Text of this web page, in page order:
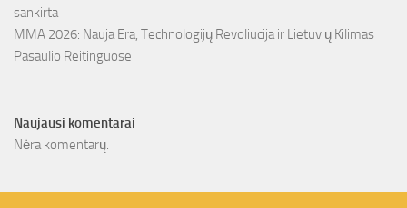
sankirta
MMA 2026: Nauja Era, Technologijų Revoliucija ir Lietuvių Kilimas
Pasaulio Reitinguose
Naujausi komentarai
Nėra komentarų.